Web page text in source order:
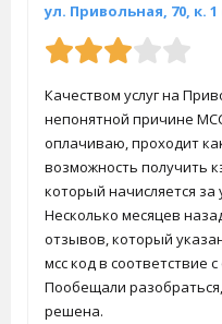
ул. Привольная, 70, к.
Качеством услуг на
непонятной причине
оплачиваю, проходит
возможность получить
который начисляется за
Несколько месяцев
отзывов, который
мсс код в соответствие
Пообещали
решена.